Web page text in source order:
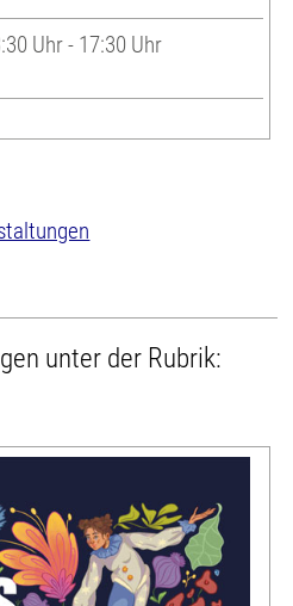
Uhr - 17:30 Uhr
unter der Rubrik: